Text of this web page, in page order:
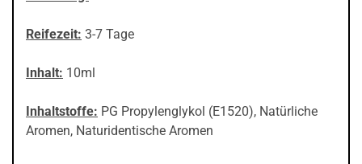
Reifezeit: 3-7 Tage
Inhalt: 10ml
Inhaltstoffe: PG Propylenglykol (E1520), Natürliche
Aromen, Naturidentische Aromen